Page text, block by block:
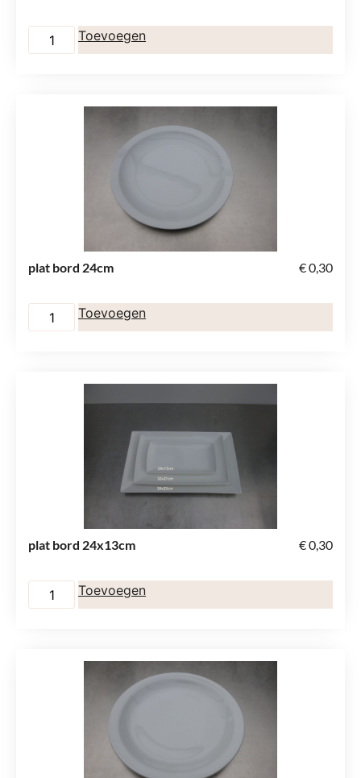
Toevoegen
plat bord 24cm €0,30
Toevoegen
plat bord 24x13cm €0,30
Toevoegen